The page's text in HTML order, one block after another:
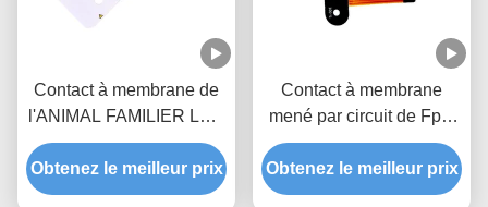
Contact à membrane de
l'ANIMAL FAMILIER LED
de polyester, contact à
membrane de clé adapté
aux besoins du client de
Obtenez le meilleur prix
Contact à membrane
mené par circuit de Fpc,
clavier numérique
extérieur mat de contact à
membrane
Obtenez le meilleur prix